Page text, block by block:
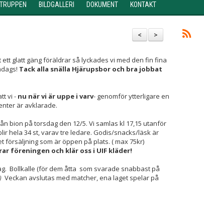
TRUPPEN BILDGALLERI DOKUMENT KONTAKT
>
<
glatt gäng föräldrar så lyckades vi med den fin fina
Tack alla snälla Hjärupsbor och bra jobbat
vi - nu när vi är uppe i varv- genomför ytterligare en
är avklarade.
bion på torsdag den 12/5. Vi samlas kl 17,15 utanför
hela 34 st, varav tre ledare. Godis/snacks/läsk är
försäljning som är öppen på plats. ( max 75kr)
föreningen och klär oss i UIF kläder!
Bollkalle (för dem åtta som svarade snabbast på
Veckan avslutas med matcher, ena laget spelar på